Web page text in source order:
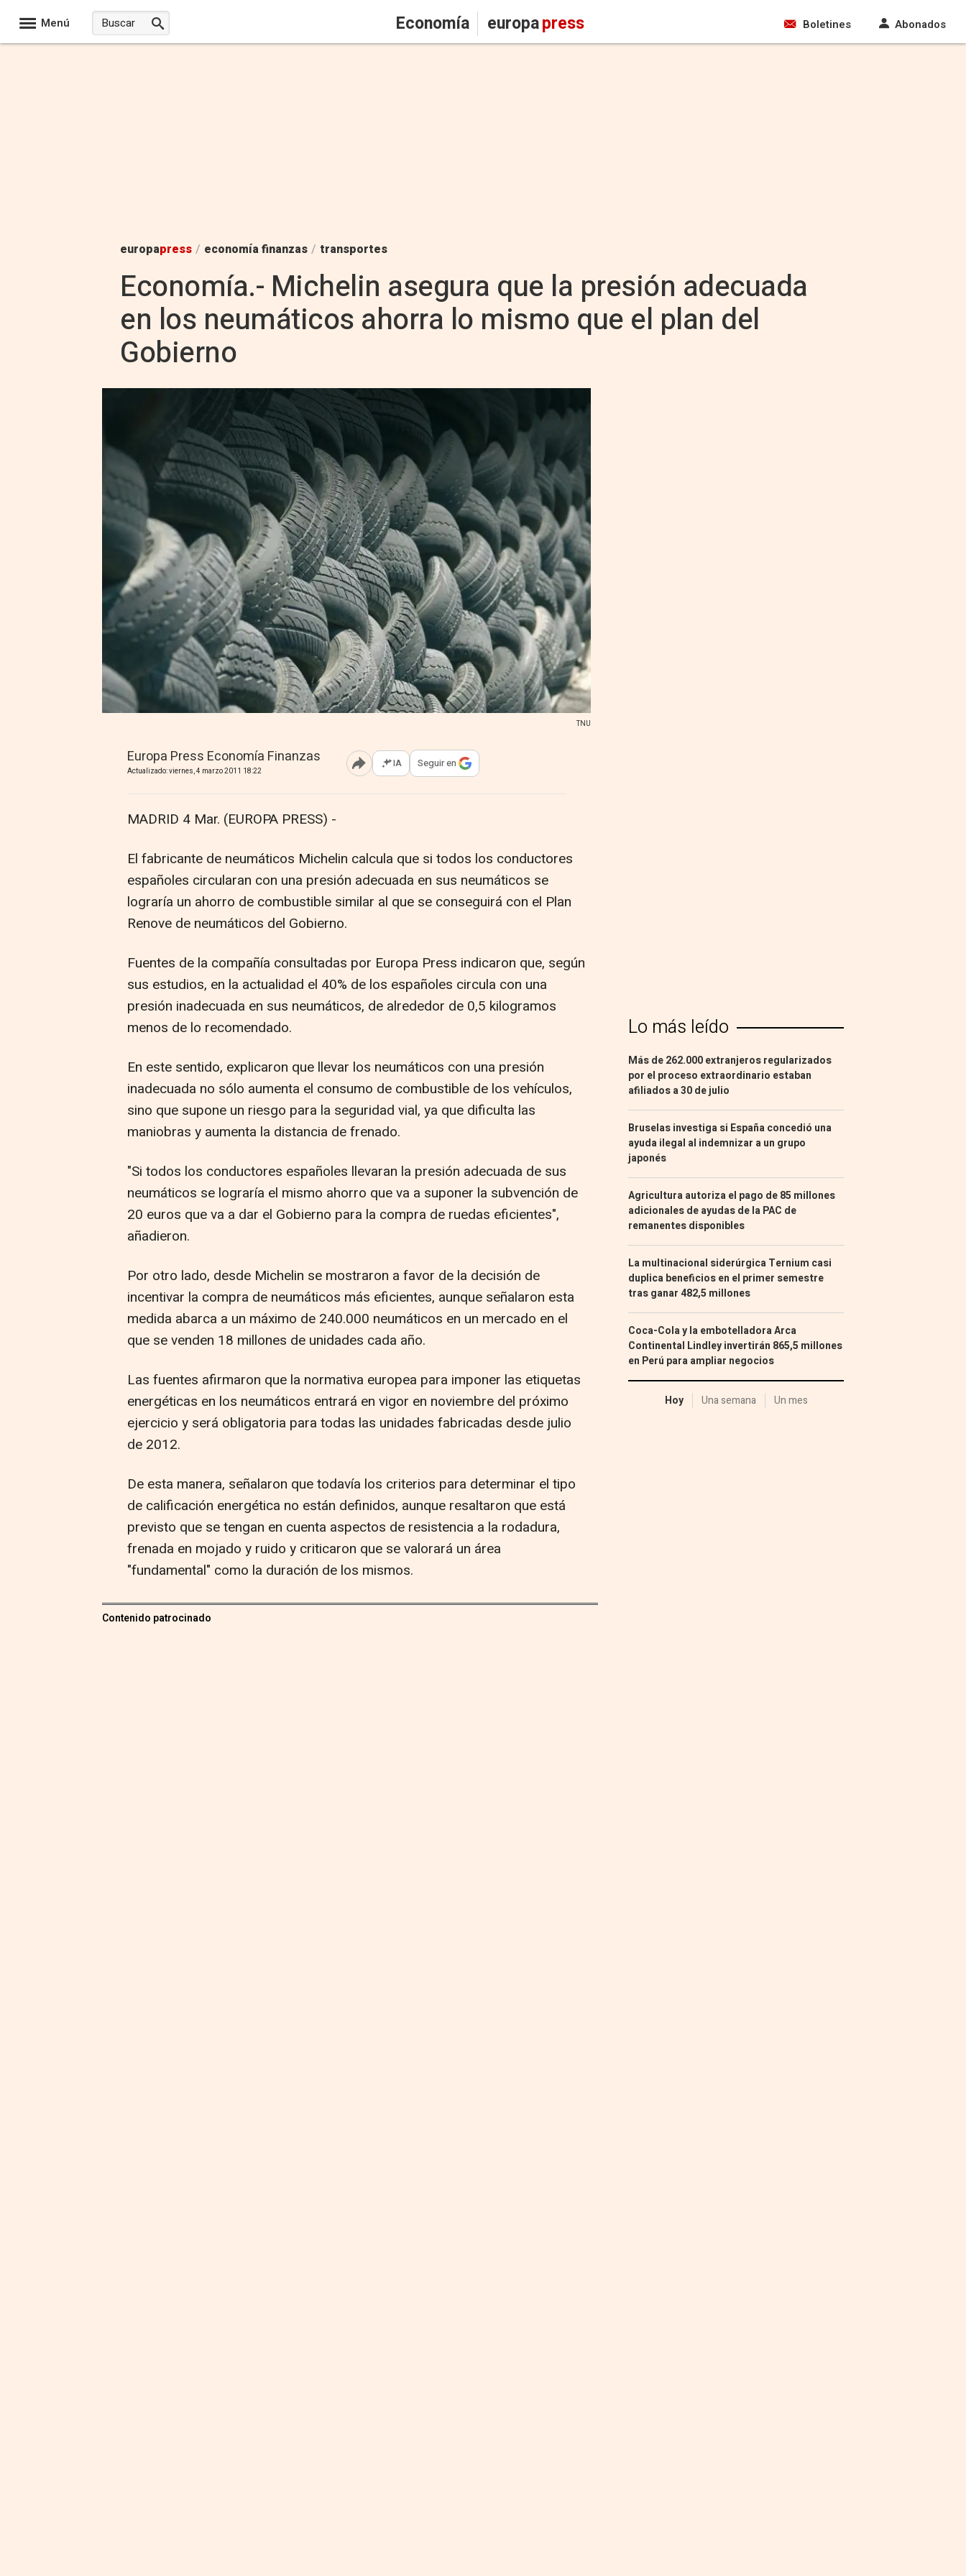
Menú Economía europapress Boletines Abonados
europapress / economía finanzas / transportes
Economía.- Michelin asegura que la presión adecuada
en los neumáticos ahorra lo mismo que el plan del
Gobierno
TNU
Europa Press Economía Finanzas
Actualizado: viernes, 4 marzo 2011 18:22 Abrir opciones para compartir
IA Seguir en
MADRID 4 Mar. (EUROPA PRESS) -
El fabricante de neumáticos Michelin calcula que si todos los conductores
españoles circularan con una presión adecuada en sus neumáticos se
lograría un ahorro de combustible similar al que se conseguirá con el Plan
Renove de neumáticos del Gobierno.
Fuentes de la compañía consultadas por Europa Press indicaron que, según
sus estudios, en la actualidad el 40% de los españoles circula con una
presión inadecuada en sus neumáticos, de alrededor de 0,5 kilogramos
menos de lo recomendado.
En este sentido, explicaron que llevar los neumáticos con una presión
inadecuada no sólo aumenta el consumo de combustible de los vehículos,
sino que supone un riesgo para la seguridad vial, ya que dificulta las
maniobras y aumenta la distancia de frenado.
"Si todos los conductores españoles llevaran la presión adecuada de sus
neumáticos se lograría el mismo ahorro que va a suponer la subvención de
20 euros que va a dar el Gobierno para la compra de ruedas eficientes",
añadieron.
Por otro lado, desde Michelin se mostraron a favor de la decisión de
incentivar la compra de neumáticos más eficientes, aunque señalaron esta
medida abarca a un máximo de 240.000 neumáticos en un mercado en el
que se venden 18 millones de unidades cada año.
Las fuentes afirmaron que la normativa europea para imponer las etiquetas
energéticas en los neumáticos entrará en vigor en noviembre del próximo
ejercicio y será obligatoria para todas las unidades fabricadas desde julio
de 2012.
De esta manera, señalaron que todavía los criterios para determinar el tipo
de calificación energética no están definidos, aunque resaltaron que está
previsto que se tengan en cuenta aspectos de resistencia a la rodadura,
frenada en mojado y ruido y criticaron que se valorará un área
"fundamental" como la duración de los mismos.
Contenido patrocinado
Lo más leído
Más de 262.000 extranjeros regularizados
por el proceso extraordinario estaban
afiliados a 30 de julio
Bruselas investiga si España concedió una
ayuda ilegal al indemnizar a un grupo
japonés
Agricultura autoriza el pago de 85 millones
adicionales de ayudas de la PAC de
remanentes disponibles
La multinacional siderúrgica Ternium casi
duplica beneficios en el primer semestre
tras ganar 482,5 millones
Coca-Cola y la embotelladora Arca
Continental Lindley invertirán 865,5 millones
en Perú para ampliar negocios
Hoy Una semana Un mes